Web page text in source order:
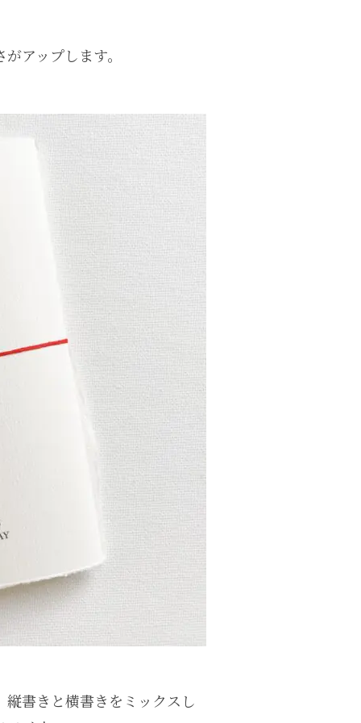
アップします。
書きと横書きをミックスし